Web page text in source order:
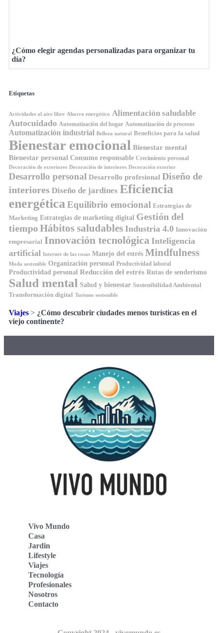
¿Cómo elegir agendas personalizadas para organizar tu
día?
Etiquetas
Actividades al aire libre Ahorro energético Alimentación saludable
Autocuidado Automatización del hogar Automatización de procesos
Automatización industrial Belleza natural Beneficios para la salud
Bienestar emocional Bienestar mental
Bienestar personal Consumo responsable Crecimiento personal
Decoración de exteriores Decoración de interiores Decoración exterior
Desarrollo personal Desarrollo profesional Diseño de
interiores Diseño de jardines Eficiencia
energética Equilibrio emocional Estrategias de
Marketing Estrategias de marketing digital Gestión del
tiempo Hábitos saludables Industria 4.0 Innovación
empresarial Innovación tecnológica Inteligencia
artificial Internet de las cosas Manejo del estrés Mindfulness
Moda sostenible Organización personal Productividad laboral
Productividad personal Reducción del estrés Rutas de senderismo
Salud mental Salud y bienestar Sostenibilidad Ambiental
Transformación digital Turismo sostenible
Viajes > ¿Cómo descubrir ciudades menos turísticas en el
viejo continente?
Vivo Mundo
Casa
Jardin
Lifestyle
Viajes
Tecnología
Profesionales
Nosotros
Contacto